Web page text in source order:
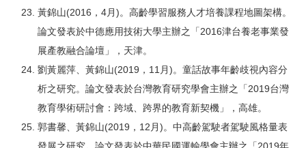
黃錦山(2016，4月)。高齡學習服務人才培養課程地圖架構。
論文發表於中德應用技術大學主辦之「2016津台養老事業發
展產教融合論壇」，天津。
劉黃麗萍、黃錦山(2019，11月)。童話故事年齡歧視內容分
析之研究。論文發表於台灣教育研究學會主辦之「2019台灣
教育學術研討會：跨域、跨界的教育新契機」，高雄。
郭書馨、黃錦山(2019，12月)。中高齡駕駛者駕駛風格量表